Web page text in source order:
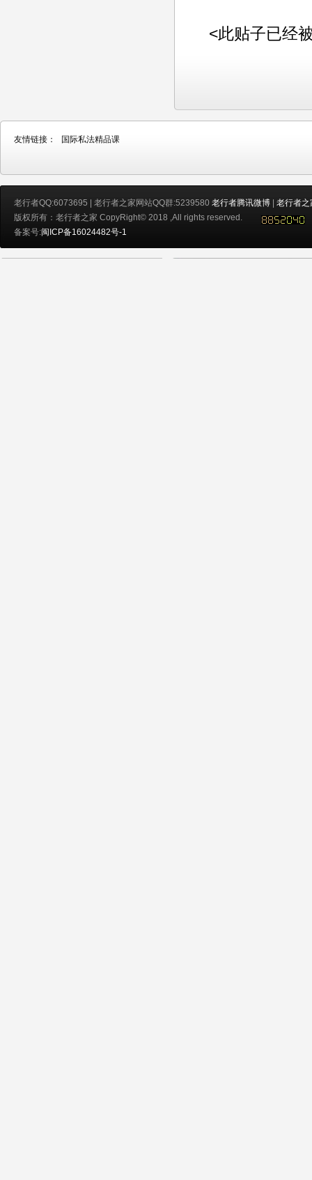
<此贴子已经
友情链接： 国际私法精品课
老行者QQ:6073695 | 老行者之家网站QQ群:5239580 老行者腾讯微博 | 老行者之
版权所有：老行者之家 CopyRight© 2018 ,All rights reserved.
备案号:闽ICP备16024482号-1